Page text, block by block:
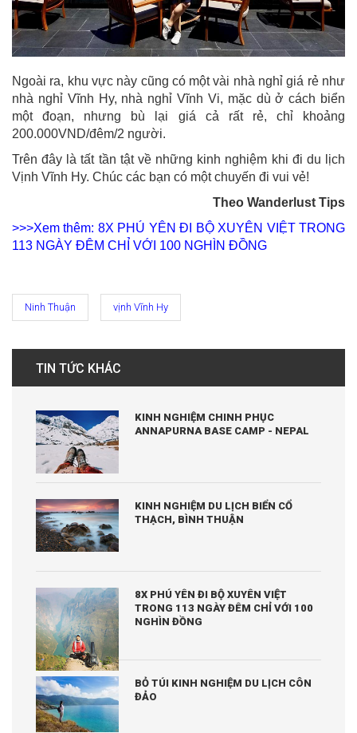
Ngoài ra, khu vực này cũng có một vài nhà nghỉ giá rẻ như
nhà nghỉ Vĩnh Hy, nhà nghỉ Vĩnh Vi, mặc dù ở cách biển
một đoạn, nhưng bù lại giá cả rất rẻ, chỉ khoảng
200.000VND/đêm/2 người.
Trên đây là tất tần tật về những kinh nghiệm khi đi du lịch
Vịnh Vĩnh Hy. Chúc các bạn có một chuyến đi vui vẻ!
Theo Wanderlust Tips
>>>Xem thêm: 8X PHÚ YÊN ĐI BỘ XUYÊN VIỆT TRONG
113 NGÀY ĐÊM CHỈ VỚI 100 NGHÌN ĐỒNG
Ninh Thuận vịnh Vĩnh Hy
TIN TỨC KHÁC
KINH NGHIỆM CHINH PHỤC
ANNAPURNA BASE CAMP - NEPAL
KINH NGHIỆM DU LỊCH BIỂN CỔ
THẠCH, BÌNH THUẬN
8X PHÚ YÊN ĐI BỘ XUYÊN VIỆT
TRONG 113 NGÀY ĐÊM CHỈ VỚI 100
NGHÌN ĐỒNG
BỎ TÚI KINH NGHIỆM DU LỊCH CÔN
ĐẢO